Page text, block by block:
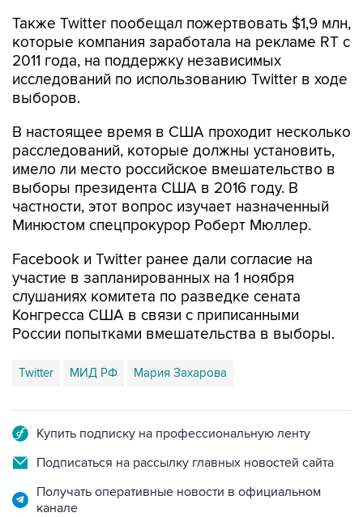
Также Twitter пообещал пожертвовать $1,9 млн,
которые компания заработала на рекламе RT с
2011 года, на поддержку независимых
исследований по использованию Twitter в ходе
выборов.
В настоящее время в США проходит несколько
расследований, которые должны установить,
имело ли место российское вмешательство в
выборы президента США в 2016 году. В
частности, этот вопрос изучает назначенный
Минюстом спецпрокурор Роберт Мюллер.
Facebook и Twitter ранее дали согласие на
участие в запланированных на 1 ноября
слушаниях комитета по разведке сената
Конгресса США в связи с приписанными
России попытками вмешательства в выборы.
Twitter МИД РФ Мария Захарова
Купить подписку на профессиональную ленту
Подписаться на рассылку главных новостей сайта
Получать оперативные новости в официальном
канале